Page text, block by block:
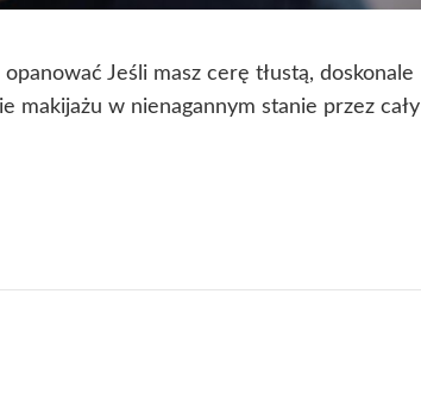
Jeśli masz cerę tłustą, doskonale
makijażu w nienagannym stanie przez cały